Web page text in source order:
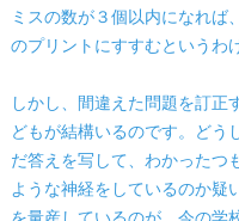
ミスの数が３個以内になれ
のプリントにすすむというわ
しかし、間違えた問題を訂
どもが結構いるのです。どう
だ答えを写して、わかったつ
ような神経をしているのか疑